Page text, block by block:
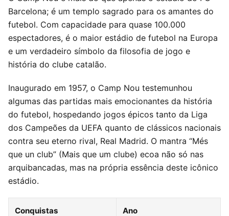
Barcelona; é um templo sagrado para os amantes do
futebol. Com capacidade para quase 100.000
espectadores, é o maior estádio de futebol na Europa
e um verdadeiro símbolo da filosofia de jogo e
história do clube catalão.
Inaugurado em 1957, o Camp Nou testemunhou
algumas das partidas mais emocionantes da história
do futebol, hospedando jogos épicos tanto da Liga
dos Campeões da UEFA quanto de clássicos nacionais
contra seu eterno rival, Real Madrid. O mantra “Més
que un club” (Mais que um clube) ecoa não só nas
arquibancadas, mas na própria essência deste icônico
estádio.
Conquistas Ano